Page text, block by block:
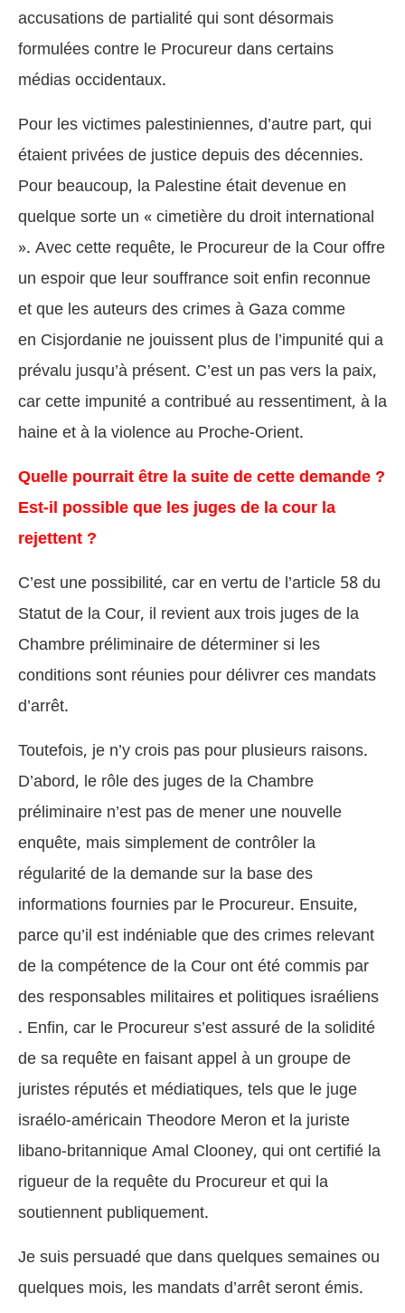
accusations de partialité qui sont désormais
formulées contre le Procureur dans certains
médias occidentaux.
Pour les victimes palestiniennes, d’autre part, qui
étaient privées de justice depuis des décennies.
Pour beaucoup, la Palestine était devenue en
quelque sorte un « cimetière du droit international
». Avec cette requête, le Procureur de la Cour offre
un espoir que leur souffrance soit enfin reconnue
et que les auteurs des crimes à Gaza comme
en Cisjordanie ne jouissent plus de l’impunité qui a
prévalu jusqu’à présent. C’est un pas vers la paix,
car cette impunité a contribué au ressentiment, à la
haine et à la violence au Proche-Orient.
Quelle pourrait être la suite de cette demande ?
Est-il possible que les juges de la cour la
rejettent ?
C’est une possibilité, car en vertu de l’article 58 du
Statut de la Cour, il revient aux trois juges de la
Chambre préliminaire de déterminer si les
conditions sont réunies pour délivrer ces mandats
d’arrêt.
Toutefois, je n’y crois pas pour plusieurs raisons.
D’abord, le rôle des juges de la Chambre
préliminaire n’est pas de mener une nouvelle
enquête, mais simplement de contrôler la
régularité de la demande sur la base des
informations fournies par le Procureur. Ensuite,
parce qu’il est indéniable que des crimes relevant
de la compétence de la Cour ont été commis par
des responsables militaires et politiques israéliens
. Enfin, car le Procureur s’est assuré de la solidité
de sa requête en faisant appel à un groupe de
juristes réputés et médiatiques, tels que le juge
israélo-américain Theodore Meron et la juriste
libano-britannique Amal Clooney, qui ont certifié la
rigueur de la requête du Procureur et qui la
soutiennent publiquement.
Je suis persuadé que dans quelques semaines ou
quelques mois, les mandats d’arrêt seront émis.